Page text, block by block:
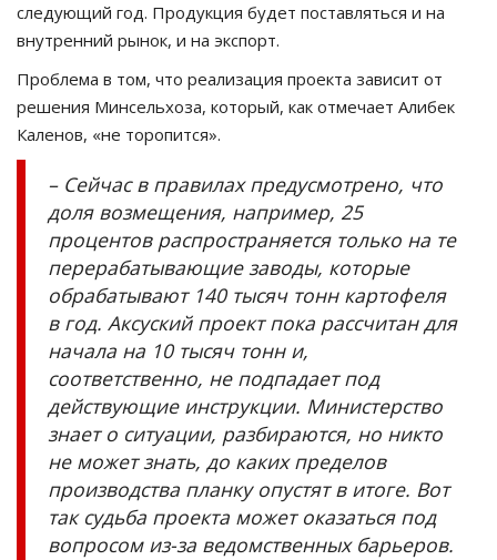
следующий год. Продукция будет поставляться и на
внутренний рынок, и на экспорт.
Проблема в том, что реализация проекта зависит от
решения Минсельхоза, который, как отмечает Алибек
Каленов, «не торопится».
– Сейчас в правилах предусмотрено, что
доля возмещения, например, 25
процентов распространяется только на те
перерабатывающие заводы, которые
обрабатывают 140 тысяч тонн картофеля
в год. Аксуский проект пока рассчитан для
начала на 10 тысяч тонн и,
соответственно, не подпадает под
действующие инструкции. Министерство
знает о ситуации, разбираются, но никто
не может знать, до каких пределов
производства планку опустят в итоге. Вот
так судьба проекта может оказаться под
вопросом из-за ведомственных барьеров.